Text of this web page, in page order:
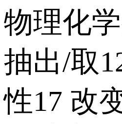
物理化
抽出/取
性17 改